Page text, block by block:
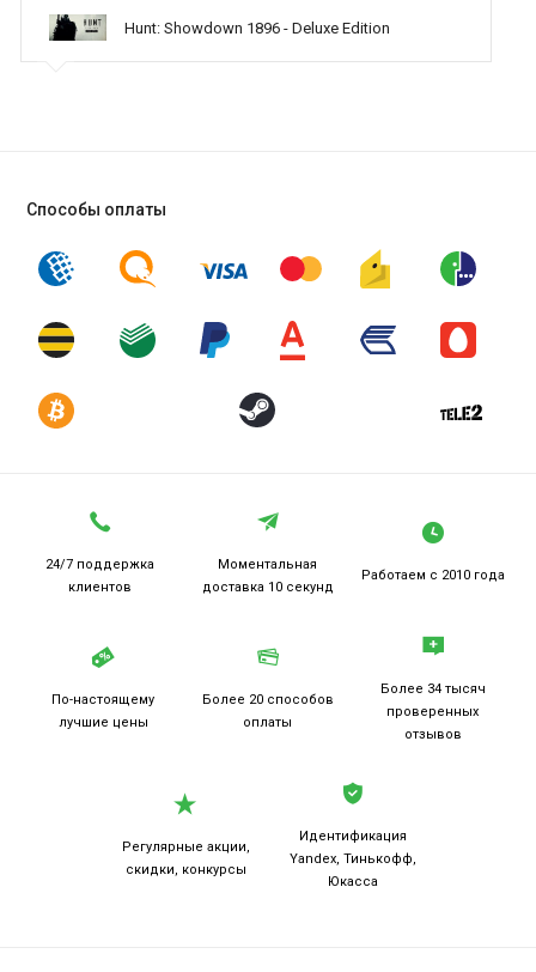
поддержку населению и походу из всех только вы и
оказываете помощьHunt: Showdown 1896 - Deluxe Edition
Способы оплаты
24/7 поддержка
клиентов
Моментальная
доставка 10 секунд
Работаем с 2010 года
По-настоящему
лучшие цены
Более 20 способов
оплаты
Более 34 тысяч
проверенных
отзывов
Регулярные акции,
скидки, конкурсы
Идентификация
Yandex, Тинькофф,
Юкасса